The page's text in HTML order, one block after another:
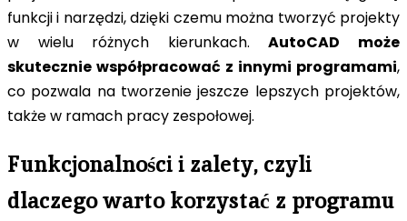
funkcji i narzędzi, dzięki czemu można tworzyć projekty
w wielu różnych kierunkach.AutoCAD może
skutecznie współpracować z innymi programami,
co pozwala na tworzenie jeszcze lepszych projektów,
także w ramach pracy zespołowej.
Funkcjonalności i zalety, czyli
dlaczego warto korzystać z programu